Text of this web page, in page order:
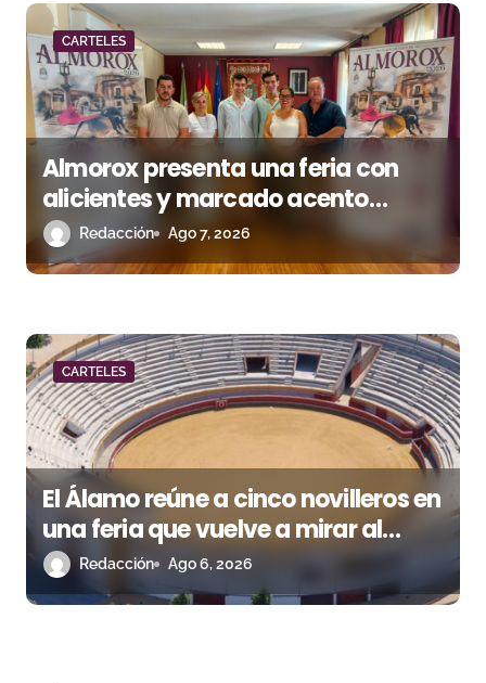
r
a
d
a
CARTELES
Almorox presenta una feria con
alicientes y marcado acento
toristaRedacción Ago 7, 2026
CARTELES
El Álamo reúne a cinco novilleros en
una feria que vuelve a mirar al
futuroRedacción Ago 6, 2026